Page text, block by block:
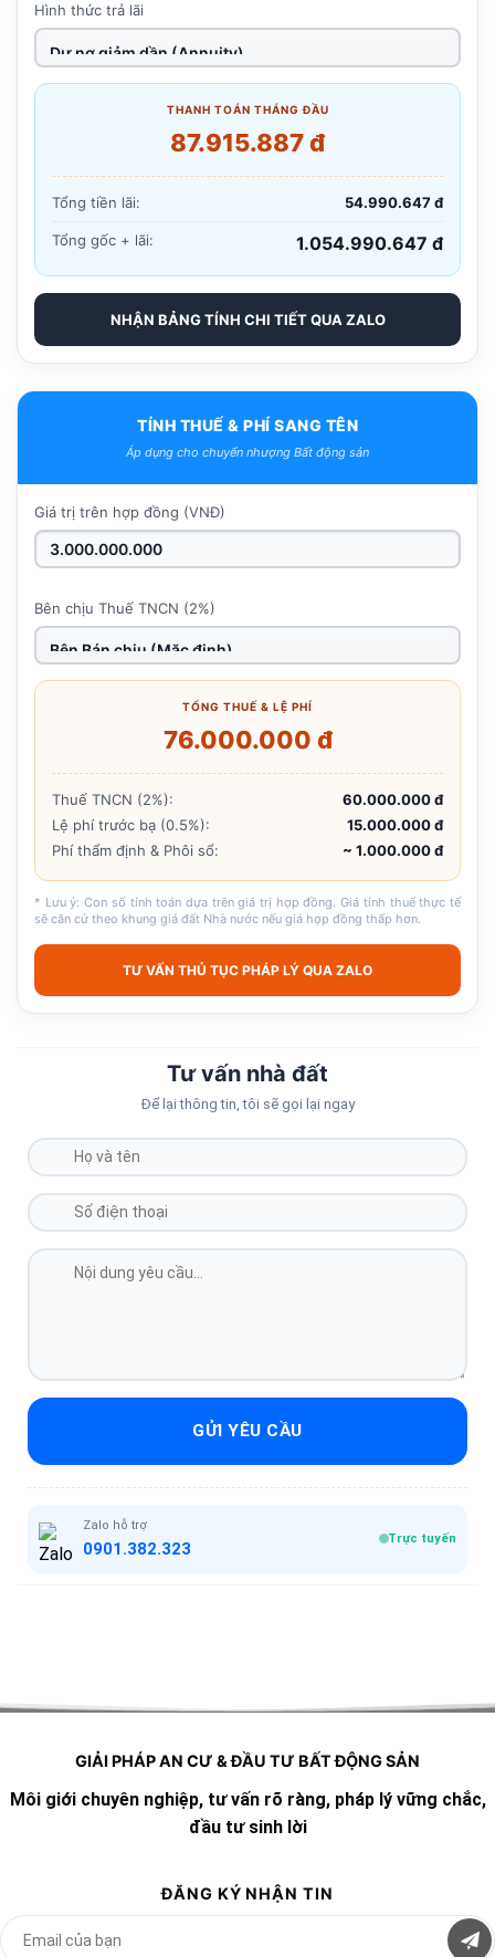
Hình thức trả lãi
THANH TOÁN THÁNG ĐẦU
87.915.887 đ
Tổng tiền lãi: 54.990.647 đ
Tổng gốc + lãi: 1.054.990.647 đ
NHẬN BẢNG TÍNH CHI TIẾT QUA ZALO
TÍNH THUẾ & PHÍ SANG TÊN
Áp dụng cho chuyển nhượng Bất động sản
Giá trị trên hợp đồng (VNĐ)
Bên chịu Thuế TNCN (2%)
TỔNG THUẾ & LỆ PHÍ
76.000.000 đ
Thuế TNCN (2%):
60.000.000 đ
Lệ phí trước bạ (0.5%):
15.000.000 đ
Phí thẩm định & Phôi sổ:
~ 1.000.000 đ
* Lưu ý: Con số tính toán dựa trên giá trị hợp đồng. Giá tính thuế thực tế
sẽ căn cứ theo khung giá đất Nhà nước nếu giá hợp đồng thấp hơn.
TƯ VẤN THỦ TỤC PHÁP LÝ QUA ZALO
Tư vấn nhà đất
Để lại thông tin, tôi sẽ gọi lại ngay
GỬI YÊU CẦU
Zalo hỗ trợ
0901.382.323 Trực tuyến
GIẢI PHÁP AN CƯ & ĐẦU TƯ BẤT ĐỘNG SẢN
Môi giới chuyên nghiệp, tư vấn rõ ràng, pháp lý vững chắc,
đầu tư sinh lời
ĐĂNG KÝ NHẬN TIN